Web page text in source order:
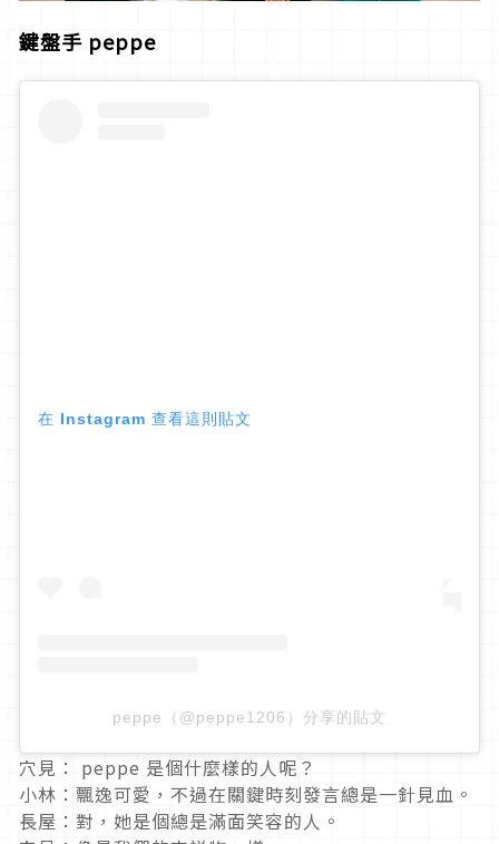
鍵盤手 peppe
在 Instagram 查看這則貼文
peppe（@peppe1206）分享的貼文
穴見： peppe 是個什麼樣的人呢？
小林：飄逸可愛，不過在關鍵時刻發言總是一針見血。
長屋：對，她是個總是滿面笑容的人。